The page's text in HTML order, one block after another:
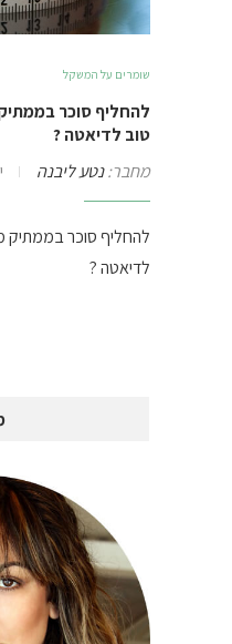
שומרים על המשקל
להחליף סוכר
טוב לדיאטה ?
מחבר:נטע ליבנה
להחליף סוכר בממתיק
לדיאטה ?